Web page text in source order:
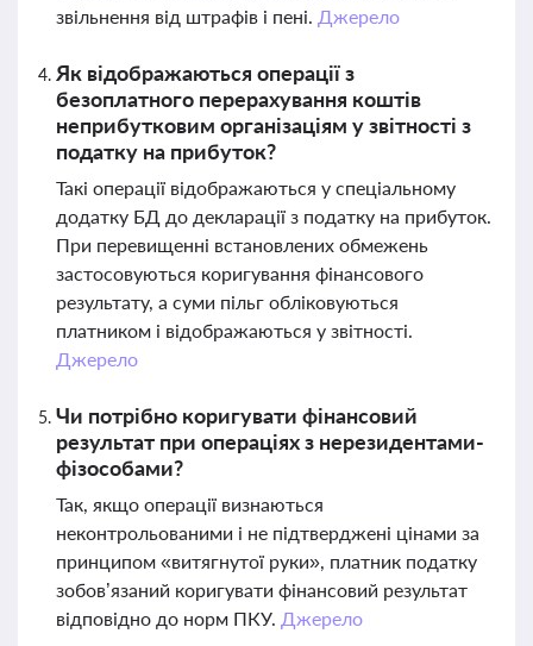
звільнення від штрафів і пені. Джерело
Як відображаються операції з
безоплатного перерахування коштів
неприбутковим організаціям у звітності з
податку на прибуток?
Такі операції відображаються у спеціальному
додатку БД до декларації з податку на прибуток.
При перевищенні встановлених обмежень
застосовуються коригування фінансового
результату, а суми пільг обліковуються
платником і відображаються у звітності.
Джерело
Чи потрібно коригувати фінансовий
результат при операціях з нерезидентами-
фізособами?
Так, якщо операції визнаються
неконтрольованими і не підтверджені цінами за
принципом «витягнутої руки», платник податку
зобов’язаний коригувати фінансовий результат
відповідно до норм ПКУ. Джерело